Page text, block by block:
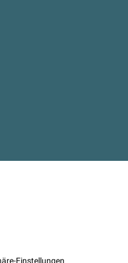
Frauen und Jugend
Einstellungen